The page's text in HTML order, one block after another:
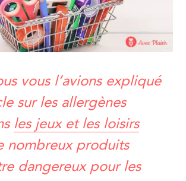
vous l’avions expliqué
sur les allergènes
les jeux et les loisirs
nombreux produits
dangereux pour les